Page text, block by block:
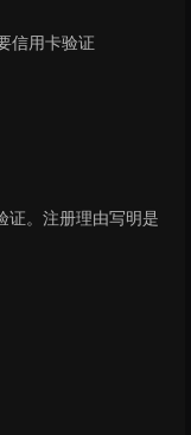
信用卡验证
证。注册理由写明是